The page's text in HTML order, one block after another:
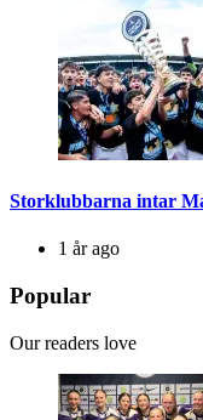
Storklubbarna intar
1 år ago
Popular
Our readers love